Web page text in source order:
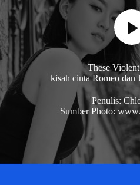
These
kisah cinta Romeo dan
Penulis:
Sumber Photo: